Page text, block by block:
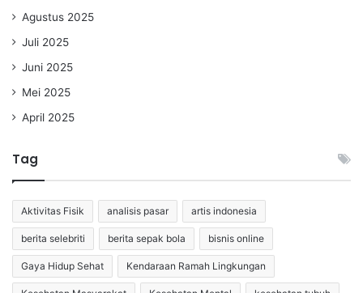
Agustus 2025
Juli 2025
Juni 2025
Mei 2025
April 2025
Tag
Aktivitas Fisik analisis pasar artis indonesia
berita selebriti berita sepak bola bisnis online
Gaya Hidup Sehat Kendaraan Ramah Lingkungan